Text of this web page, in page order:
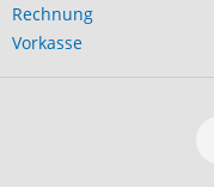
Rechnung
Vorkasse